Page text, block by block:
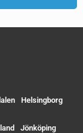
Helsingborg
Jönköping